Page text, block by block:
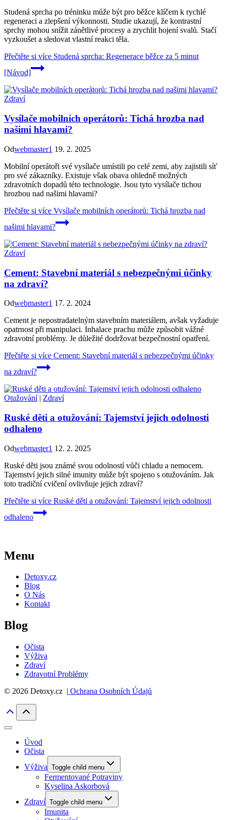
Studená sprcha po tréninku může být pro běžce klíčem k rychlé
regeneraci a zlepšení výkonnosti. Studie ukazují, že kontrastní
sprchy mohou snížit zánětlivé procesy a zrychlit hojení svalů. Stačí
vyzkoušet a sledovat vlastní reakci těla.
Přečtěte si více Studená sprcha: Regenerace běžce za 5 minut
[Návod]
Zdraví
Vysílače mobilních operátorů: Tichá hrozba nad
našimi hlavami?
Odwebmaster1 19. 2. 2025
Mobilní operátoři své vysílače umístili po celé zemi, aby zajistili síť
pro své zákazníky. Existuje však obava ohledně možných
zdravotních dopadů této technologie. Jsou tyto vysílače tichou
hrozbou nad našimi hlavami?
Přečtěte si více Vysílače mobilních operátorů: Tichá hrozba nad
našimi hlavami?
Zdraví
Cement: Stavební materiál s nebezpečnými účinky
na zdraví?
Odwebmaster1 17. 2. 2024
Cement je nepostradatelným stavebním materiálem, avšak vyžaduje
opatrnost při manipulaci. Inhalace prachu může způsobit vážné
zdravotní problémy. Je důležité dodržovat bezpečnostní opatření.
Přečtěte si více Cement: Stavební materiál s nebezpečnými účinky
na zdraví?
Otužování| Zdraví
Ruské děti a otužování: Tajemství jejich odolnosti
odhaleno
Odwebmaster1 12. 2. 2025
Ruské děti jsou známé svou odolností vůči chladu a nemocem.
Tajemství jejich silné imunity může být spojeno s otužováním. Jak
toto tradiční cvičení ovlivňuje jejich zdraví?
Přečtěte si více Ruské děti a otužování: Tajemství jejich odolnosti
odhaleno
Menu
Detoxy.cz
Blog
O Nás
Kontakt
Blog
Očista
Výživa
Zdraví
Zdravotní Problémy
© 2026 Detoxy.cz | Ochrana Osobních Údajů
Úvod
Očista
Výživa Toggle child menu
Fermentované Potraviny
Kyselina Askorbová
Zdraví Toggle child menu
Imunita